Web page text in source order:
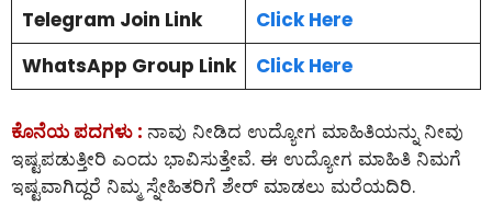
Telegram Join Link
Click Here
WhatsApp Group Link
Click Here
ಕೊನೆಯ ಪದಗಳು : ನಾವು ನೀಡಿದ ಉದ್ಯೋಗ ಮಾಹಿತಿಯನ್ನು ನೀವು
ಇಷ್ಟಪಡುತ್ತೀರಿ ಎಂದು ಭಾವಿಸುತ್ತೇವೆ. ಈ ಉದ್ಯೋಗ ಮಾಹಿತಿ ನಿಮಗೆ
ಇಷ್ಟವಾಗಿದ್ದರೆ ನಿಮ್ಮ ಸ್ನೇಹಿತರಿಗೆ ಶೇರ್ ಮಾಡಲು ಮರೆಯದಿರಿ.